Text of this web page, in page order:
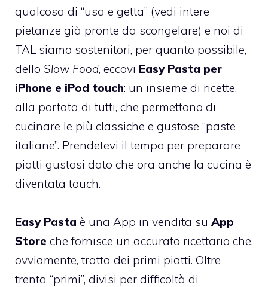
qualcosa di “usa e getta” (vedi intere
pietanze già pronte da scongelare) e noi di
TAL siamo sostenitori, per quanto possibile,
dello Slow Food, eccovi Easy Pasta per
iPhone e iPod touch: un insieme di ricette,
alla portata di tutti, che permettono di
cucinare le più classiche e gustose “paste
italiane”. Prendetevi il tempo per preparare
piatti gustosi dato che ora anche la cucina è
diventata touch.
Easy Pasta è una App in vendita su App
Store che fornisce un accurato ricettario che,
ovviamente, tratta dei primi piatti. Oltre
trenta “primi”, divisi per difficoltà di